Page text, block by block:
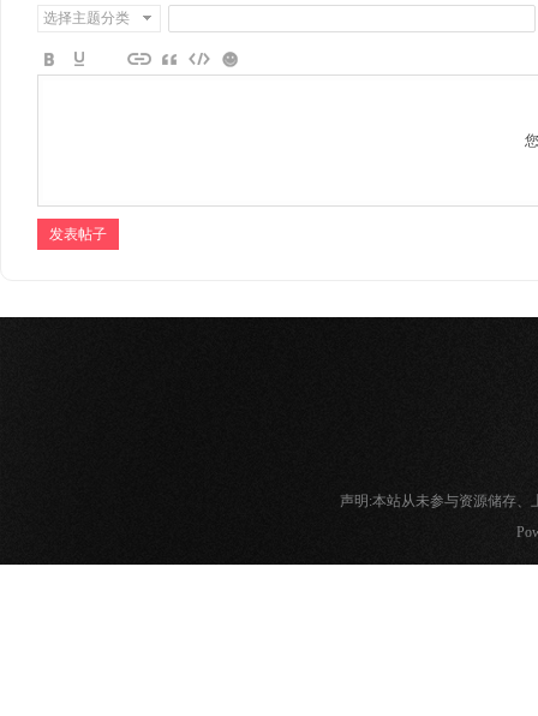
选择主题分类
发表帖子
声明:本站从未参与资源储存、